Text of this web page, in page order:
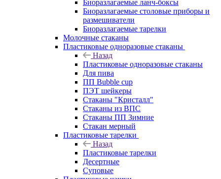
Биоразлагаемые ланч-боксы
Биоразлагаемые столовые приборы и
размешиватели
Биоразлагаемые тарелки
Молочные стаканы
Пластиковые одноразовые стаканы
Назад
Пластиковые одноразовые стаканы
Для пива
ПП Bubble cup
ПЭТ шейкеры
Стаканы "Кристалл"
Стаканы из ВПС
Стаканы ПП Зимние
Стакан мерный
Пластиковые тарелки
Назад
Пластиковые тарелки
Десертные
Суповые